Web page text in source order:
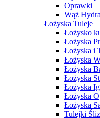
Oprawki
Wąż
Łożyska Tuleje
Łożysko
Łożyska
Łożyska i
Łożyska
Łożyska
Łożyska
Łożyska
Łożyska
Łożyska
Tulejki